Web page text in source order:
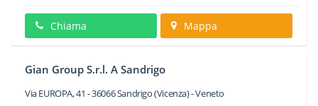
Chiama Mappa
Gian Group S.r.l. A Sandrigo
Via EUROPA, 41 -36066Sandrigo(Vicenza) -Veneto